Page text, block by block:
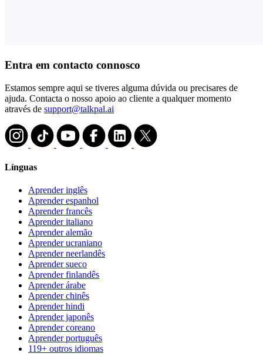
Entra em contacto connosco
Estamos sempre aqui se tiveres alguma dúvida ou precisares de
ajuda. Contacta o nosso apoio ao cliente a qualquer momento
através de support@talkpal.ai
Línguas
Aprender inglês
Aprender espanhol
Aprender francês
Aprender italiano
Aprender alemão
Aprender ucraniano
Aprender neerlandês
Aprender sueco
Aprender finlandês
Aprender árabe
Aprender chinês
Aprender hindi
Aprender japonês
Aprender coreano
Aprender português
119+ outros idiomas